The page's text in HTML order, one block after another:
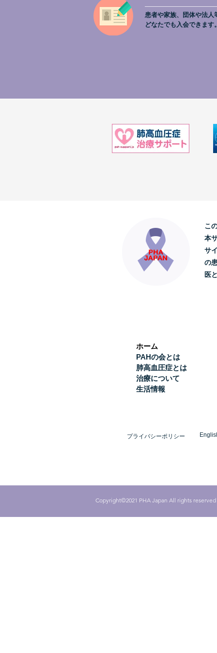
患者や家族、団体や法人
どなたでも入会できます。
こ
本
サ
の
医
ホーム
PAHの会とは
肺高血圧症とは
治療について
生活情報
プライバシーポリシー
Copyright©2021 PHA Japan All rights reserved